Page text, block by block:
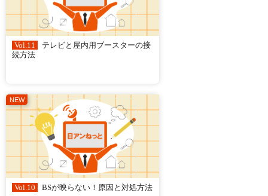
Vol.11
テレビと屋内用ブースターの接
続方法
Vol.10 BSが映らない！原因と対処方法